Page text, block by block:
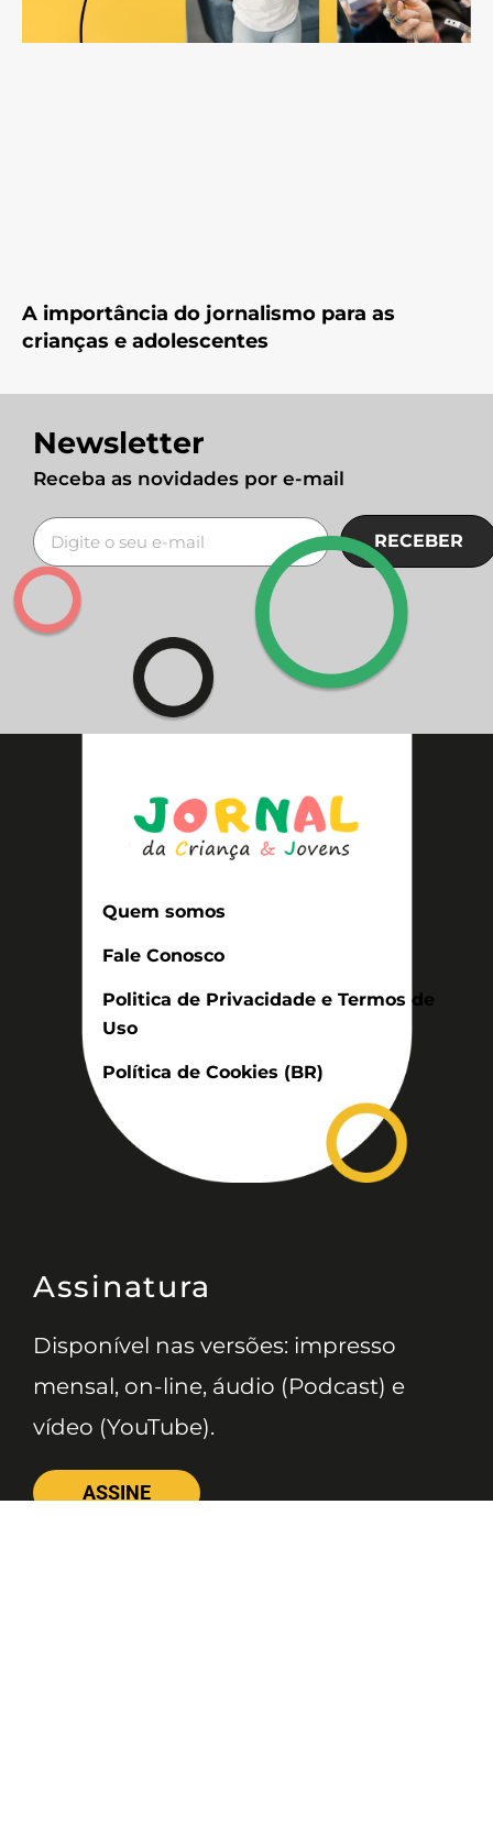
A importância do jornalismo para as
crianças e adolescentes
Newsletter
Receba as novidades por e-mail
RECEBER
Quem somos
Fale Conosco
Politica de Privacidade e Termos de
Uso
Política de Cookies (BR)
Assinatura
Disponível nas versões: impresso
mensal, on-line, áudio (Podcast) e
vídeo (YouTube).
ASSINE